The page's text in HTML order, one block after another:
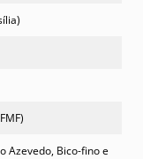
Azevedo, Bico-fino e